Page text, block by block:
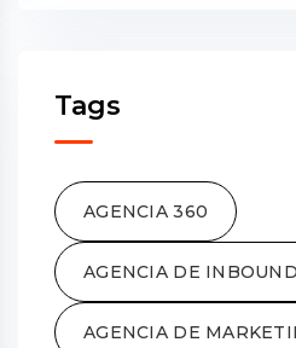
Tags
AGENCIA 360
AGENCIA DE
AGENCIA DE